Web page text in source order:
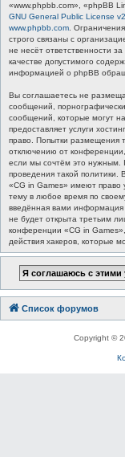
«www.phpbb.com», «phpBB
GNU General Public License v2
www.phpbb.com .
строго связаны с
не несёт ответственности
качестве допустимого
информацией о phpBB
Вы соглашаетесь не
сообщений,
сообщений, которые могут
предоставляет услуги
право. Попытки размещения
отключению от конференции,
если мы сочтём это нужным.
проведения такой
«CG in Games» имеют право
тему в любое время по
введённая вами информация
не будет открыта третьим
конференции «CG in
действия хакеров, которые
Список форумов
Copyright ©